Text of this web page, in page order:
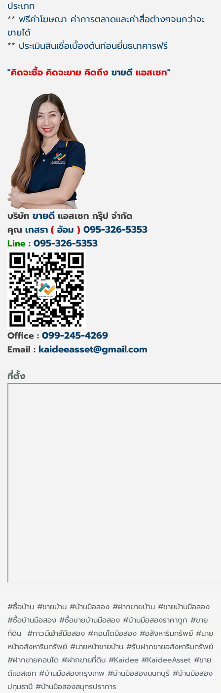
ประเภท
** ฟรีค่าโฆษณา ค่าการตลาดและค่าสื่อต่างๆจนกว่าจะ
ขายได้
** ประเมินสินเชื่อเบื้องต้นก่อนยื่นธนาคารฟรี
"คิดจะซื้อ คิดจะขาย คิดถึง ขายดี แอสเซท"
บริษัท ขายดี แอสเซท กรุ๊ป จำกัด
คุณ เกสรา ( อ้อม ) 095-326-5353
Line : 095-326-5353
Office : 099-245-4269
Email : kaideeasset@gmail.com
ที่ตั้ง
#ซื้อบ้าน #ขายบ้าน #บ้านมือสอง #ฝากขายบ้าน #ขายบ้านมือสอง
#ซื้อบ้านมือสอง #ซื้อขายบ้านมือสอง #บ้านมือสองราคาถูก #ขาย
ที่ดิน #ทาวน์เฮ้าส์มือสอง #คอนโดมือสอง #อสังหาริมทรัพย์ #นาย
หน้าอสังหาริมทรัพย์ #นายหน้าขายบ้าน #รับฝากขายอสังหาริมทรัพย์
#ฝากขายคอนโด #ฝากขายที่ดิน #Kaidee #KaideeAsset #ขาย
ดีแอสเซท #บ้านมือสองกรุงเทพ #บ้านมือสองนนทบุรี #บ้านมือสอง
ปทุมธานี #บ้านมือสองสมุทรปราการ